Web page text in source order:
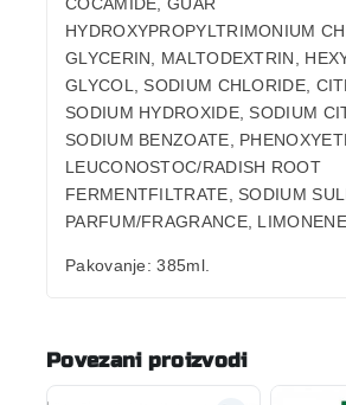
HYDROXYPROPYLTRIMONIUM
GLYCERIN, MALTODEXTRIN,
GLYCOL, SODIUM CHLORIDE,
SODIUM HYDROXIDE, SODIUM
SODIUM BENZOATE,
LEUCONOSTOC/RADISH ROOT
FERMENTFILTRATE, SODIUM
PARFUM/FRAGRANCE,
Pakovanje: 385ml.
Povezani proizvodi